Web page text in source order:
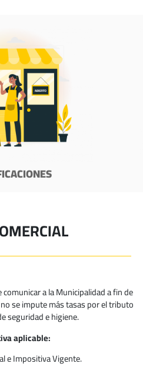
a la Municipalidad a fin de
se impute más tasas por el tributo
seguridad e higiene.
aplicable:
e Impositiva Vigente.